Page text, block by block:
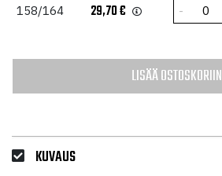
158/164 29,70€
LISÄÄ OSTOSKORIIN
KUVAUS